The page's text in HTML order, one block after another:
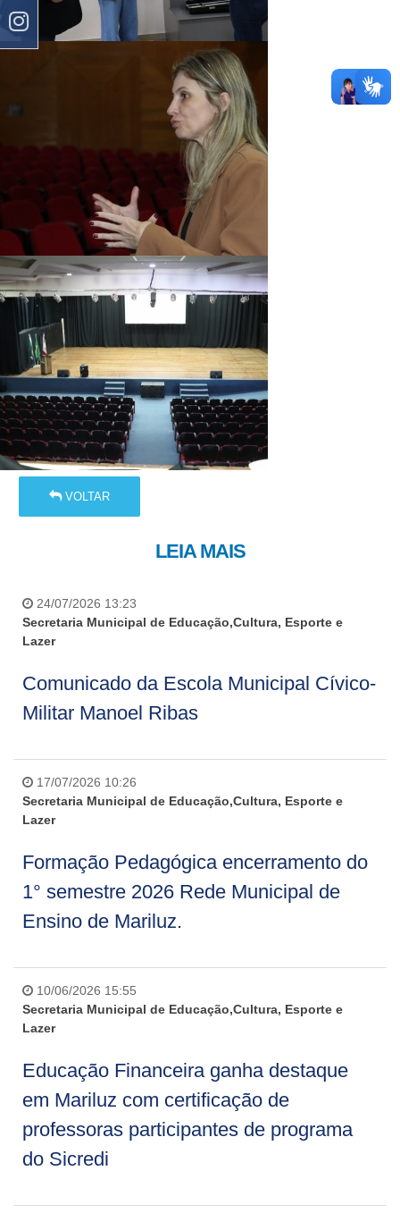
VOLTAR
LEIA MAIS
24/07/2026 13:23
Secretaria Municipal de Educação,Cultura, Esporte e
Lazer
Comunicado da Escola Municipal Cívico-
Militar Manoel Ribas
17/07/2026 10:26
Secretaria Municipal de Educação,Cultura, Esporte e
Lazer
Formação Pedagógica encerramento do
1° semestre 2026 Rede Municipal de
Ensino de Mariluz.
10/06/2026 15:55
Secretaria Municipal de Educação,Cultura, Esporte e
Lazer
Educação Financeira ganha destaque
em Mariluz com certificação de
professoras participantes de programa
do Sicredi